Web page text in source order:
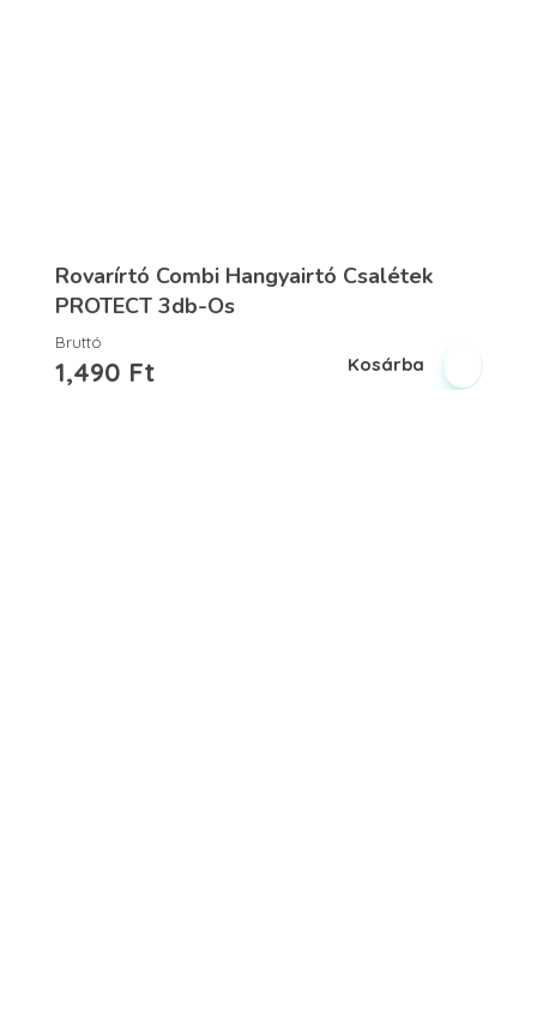
Rovarírtó Combi Hangyairtó Csalétek
PROTECT 3db-Os
1,490 Ft
Bruttó
Kosárba